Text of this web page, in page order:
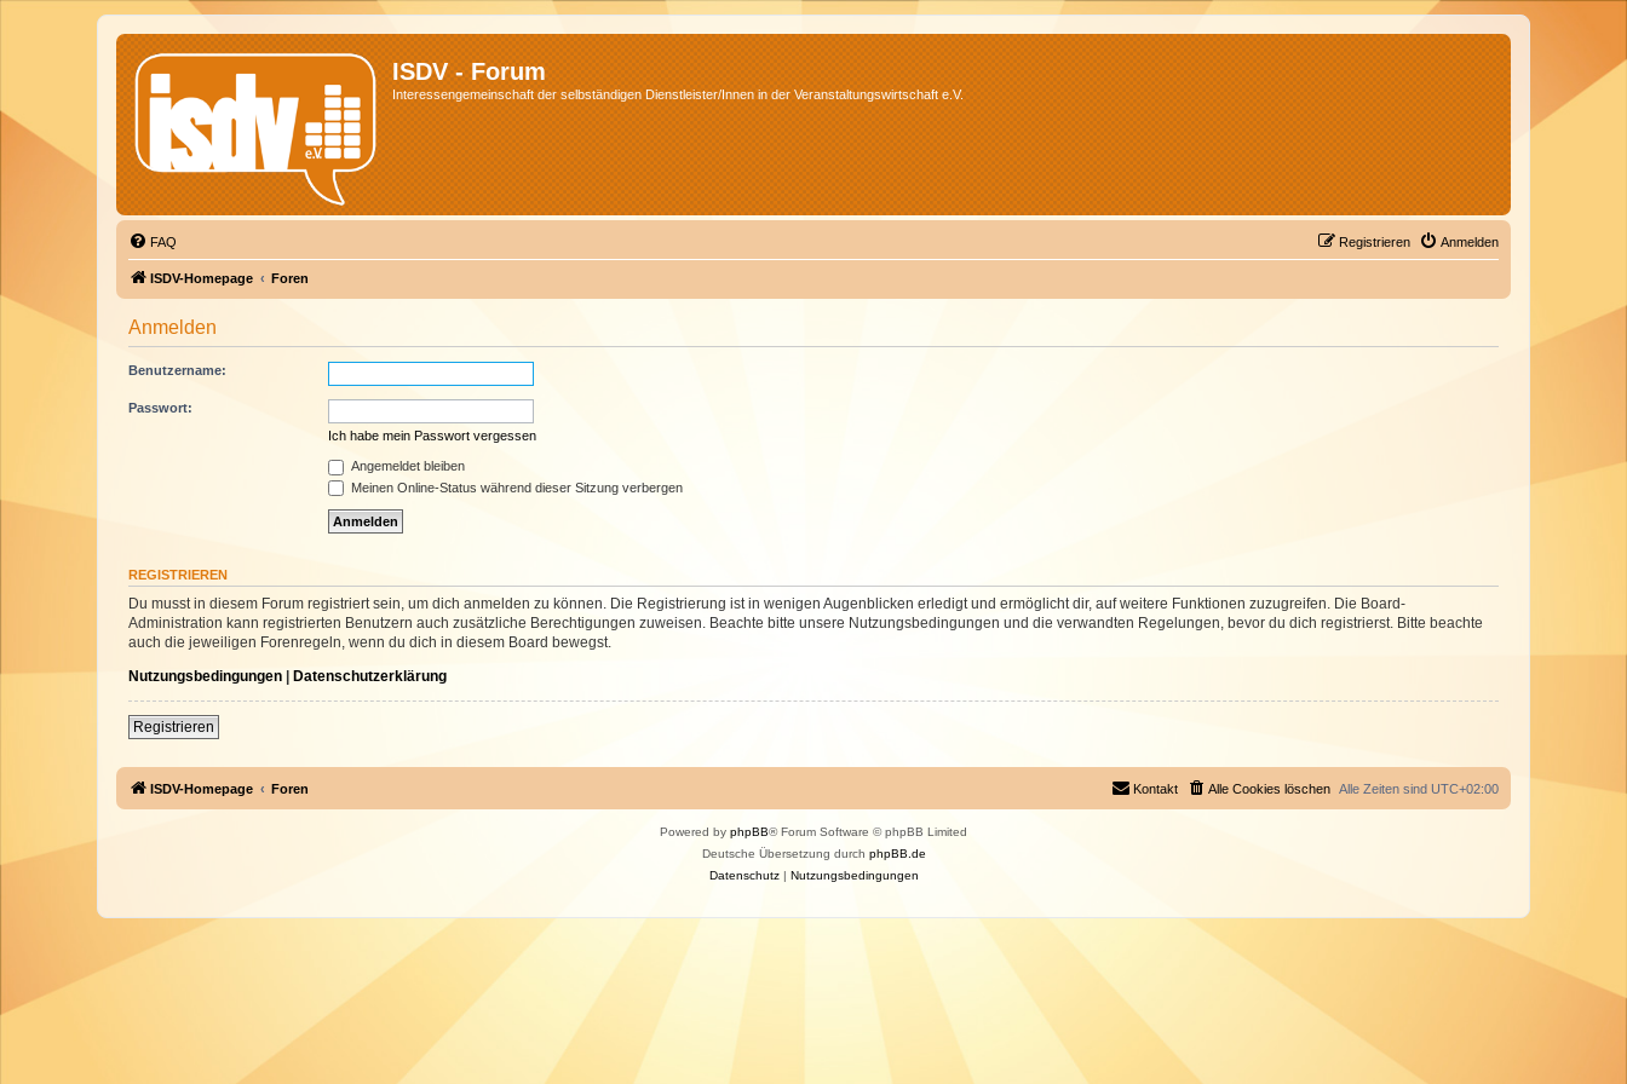
ISDV - Forum
Interessengemeinschaft der selbständigen Dienstleister/Innen in der Veranstaltungswirtschaft e.V.
FAQ Anmelden
Registrieren
ISDV-Homepage Foren
Anmelden
Benutzername:
Passwort:
Ich habe mein Passwort vergessen
Angemeldet bleiben
Meinen Online-Status während dieser Sitzung verbergen
REGISTRIEREN
Du musst in diesem Forum registriert sein, um dich anmelden zu können. Die Registrierung ist in wenigen Augenblicken erledigt und ermöglicht dir, auf weitere Funktionen zuzugreifen. Die Board-
Administration kann registrierten Benutzern auch zusätzliche Berechtigungen zuweisen. Beachte bitte unsere Nutzungsbedingungen und die verwandten Regelungen, bevor du dich registrierst. Bitte beachte
auch die jeweiligen Forenregeln, wenn du dich in diesem Board bewegst.
Nutzungsbedingungen | Datenschutzerklärung
Registrieren
ISDV-Homepage Foren Alle Zeiten sind UTC+02:00
Alle Cookies löschen
Kontakt
Powered by phpBB® Forum Software © phpBB Limited
Deutsche Übersetzung durch phpBB.de
Datenschutz| Nutzungsbedingungen